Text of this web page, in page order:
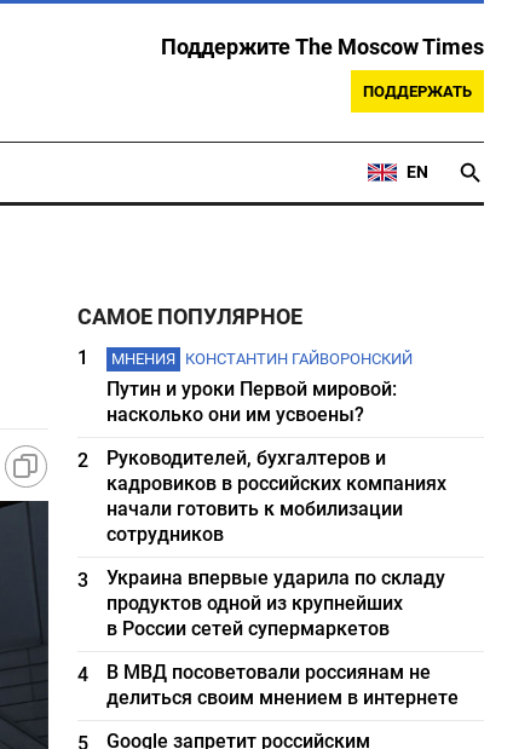
Поддержите The Moscow Times
ПОДДЕРЖАТЬ
EN
САМОЕ ПОПУЛЯРНОЕ
1 МНЕНИЯ КОНСТАНТИН ГАЙВОРОНСКИЙ
Путин и уроки Первой мировой:
насколько они им усвоены?
2
Руководителей, бухгалтеров и
кадровиков в российских компаниях
начали готовить к мобилизации
сотрудников
3
Украина впервые ударила по складу
продуктов одной из крупнейших
в России сетей супермаркетов
4
В МВД посоветовали россиянам не
делиться своим мнением в интернете
5
Google запретит российским